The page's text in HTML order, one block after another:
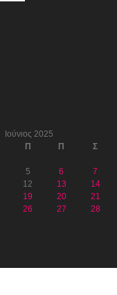
Ιούνιος 2025
Π Π Σ
5 6
7
12 13
14
19 20
21
26 27
28